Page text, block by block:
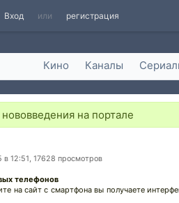
Вход или регистрация
Кино Каналы
на портале
в 12:51, 17628 просмотров
телефонов
на сайт с смартфона вы получаете